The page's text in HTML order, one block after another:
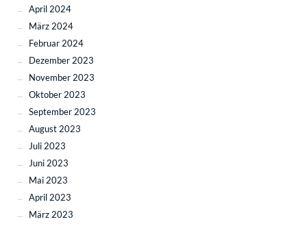
April 2024
März 2024
Februar 2024
Dezember 2023
November 2023
Oktober 2023
September 2023
August 2023
Juli 2023
Juni 2023
Mai 2023
April 2023
März 2023